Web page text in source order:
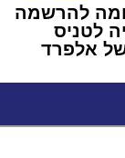
להרשמה
לטניס
אלפרד